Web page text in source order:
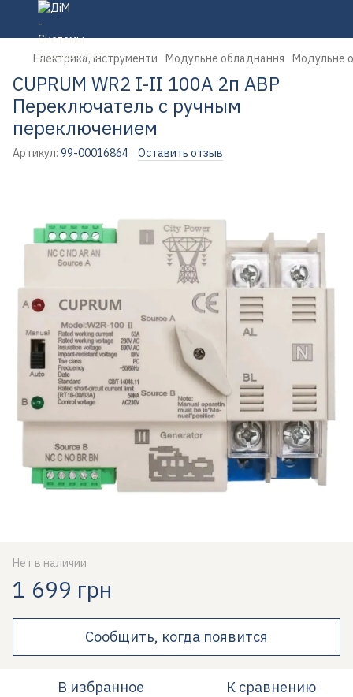
Електрика, інструменти Модульне обладнання Модульне
CUPRUM WR2 I-II 100А 2п АВР
Переключатель с ручным
переключением
Артикул: 99-00016864 Оставить отзыв
Нет в наличии
1 699 грн
Сообщить, когда появится
В избранное К сравнению